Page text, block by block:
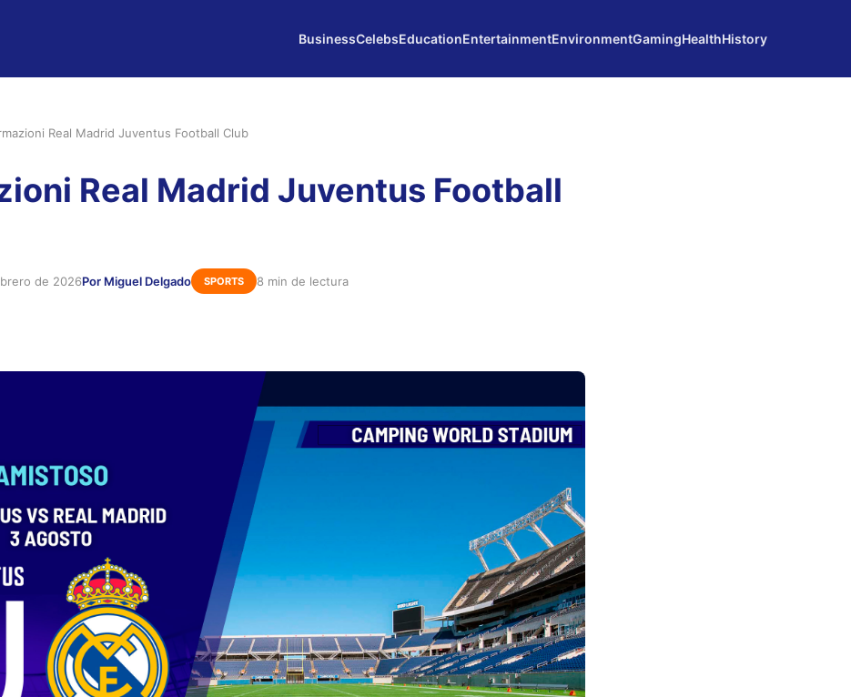
BusinessCelebsEducationEntertainmentEnvironmentGamingHealthHistory
Real Madrid Juventus Football Club
Real Madrid Juventus Football
de 2026Por Miguel Delgado SPORTS 8 min de lectura